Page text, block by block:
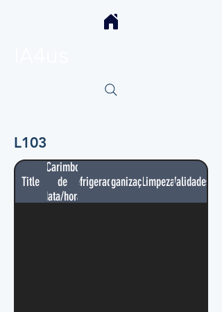
L103
Title
Carimbo
de
data/hora
RefrigeradorOrganizaçãoLimpezaValidades